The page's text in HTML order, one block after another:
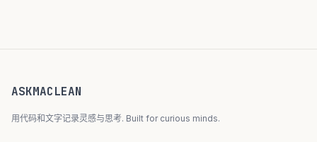
ASKMACLEAN
用代码和文字记录灵感与思考. Built for curious minds.